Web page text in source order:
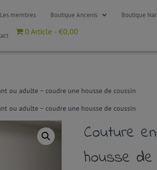
Les membres Boutique Ancenis Boutique
0 Article €0,00
ou adulte – coudre une housse de coussin
ou adulte – coudre une housse de coussin
Couture
housse